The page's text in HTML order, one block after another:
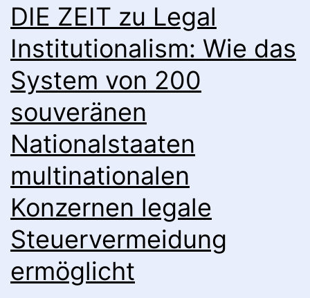
DIE ZEIT zu Legal
Institutionalism: Wie das
System von 200
souveränen
Nationalstaaten
multinationalen
Konzernen legale
Steuervermeidung
ermöglicht